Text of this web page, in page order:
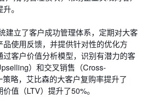
。
建立了客户成功管理体系，定期对大客
品使用反馈，并提供针对性的优化方
客户价值分析模型，识别有潜力的客
）和交叉销售（Cross-
略，艾比森的大客户复购率提升了
值（LTV）提升了50%。